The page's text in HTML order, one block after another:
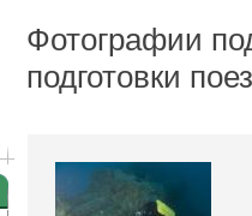
Фотографии
подготовки